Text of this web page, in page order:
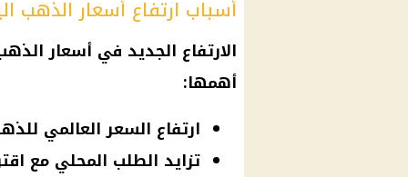
أسباب ارتفاع أسعار الذهب
الارتفاع الجديد في أسعار
أهمها:
ارتفاع السعر العالمي للذهب فوق حاجز
تزايد الطلب المحلي مع